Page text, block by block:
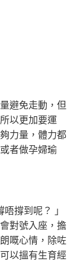
避免走動，但
以更加要運
力量，體力都
者做孕婦瑜
撐到呢？ 」
對號入座，擔
嘅心情，除咗
以搵有生育經